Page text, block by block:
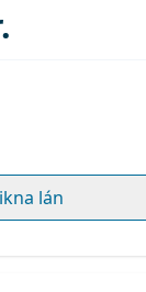
lán